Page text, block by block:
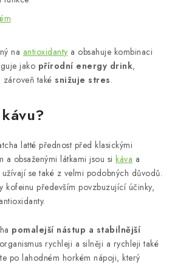
na antioxidanty a obsahuje kombinaci
jako přírodní energy drink,
zároveň také snižuje stres.
latté přednost před klasickými
a obsaženými látkami jsou si káva a
se také z velmi podobných důvodů.
kofeinu především povzbuzující účinky,
pomalejší nástup a stabilnější
rychleji a silněji a rychleji také
po lahodném horkém nápoji, který